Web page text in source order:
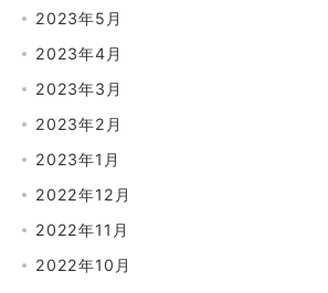
2023年5月
2023年4月
2023年3月
2023年2月
2023年1月
2022年12月
2022年11月
2022年10月